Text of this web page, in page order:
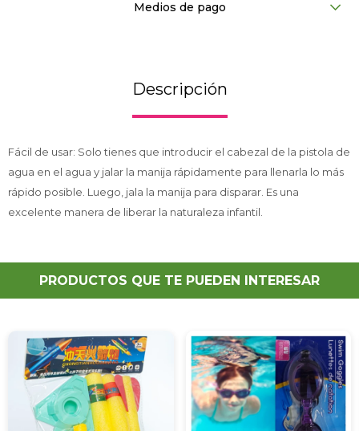
Medios de pago
Descripción
Fácil de usar: Solo tienes que introducir el cabezal de la pistola de
agua en el agua y jalar la manija rápidamente para llenarla lo más
rápido posible. Luego, jala la manija para disparar. Es una
excelente manera de liberar la naturaleza infantil.
PRODUCTOS QUE TE PUEDEN INTERESAR